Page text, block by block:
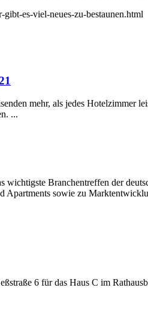
es-viel-neues-zu-bestaunen.html
mehr, als jedes Hotelzimmer
...
Branchentreffen der
sowie zu
6 für das Haus C im